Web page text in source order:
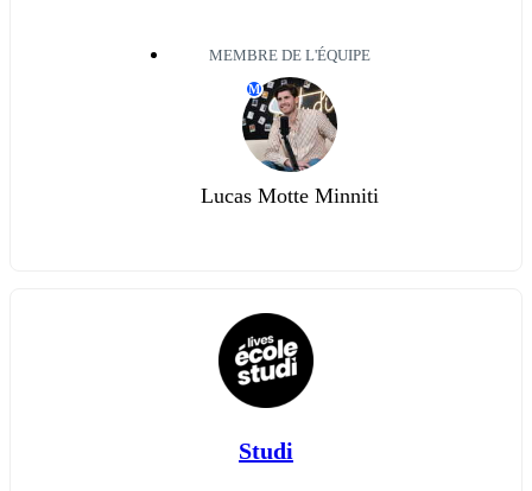
MEMBRE DE L'ÉQUIPE
M
Lucas Motte Minniti
Studi